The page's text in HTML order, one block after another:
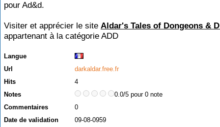
pour Ad&d.
Visiter et apprécier le site Aldar's Tales of Dongeons &
appartenant à la catégorie ADD
Langue
Url
darkaldar.free.fr
Hits
4
Notes
0.0/5 pour 0 note
Commentaires
0
Date de validation
09-08-0959